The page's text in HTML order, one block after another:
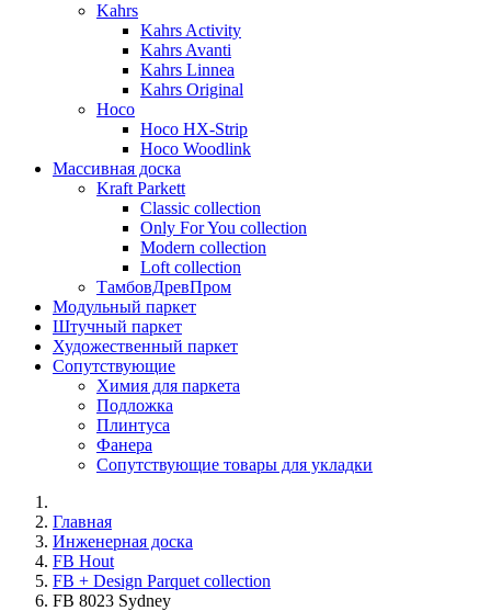
Kahrs
Kahrs Activity
Kahrs Avanti
Kahrs Linnea
Kahrs Original
Hoco
Hoco HX-Strip
Hoco Woodlink
Массивная доска
Kraft Parkett
Classic collection
Only For You collection
Modern collection
Loft collection
ТамбовДревПром
Модульный паркет
Штучный паркет
Художественный паркет
Сопутствующие
Химия для паркета
Подложка
Плинтуса
Фанера
Сопутствующие товары для укладки
Главная
Инженерная доска
FB Hout
FB + Design Parquet collection
FB 8023 Sydney